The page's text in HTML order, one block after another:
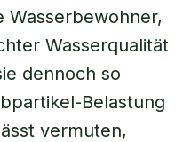
Wasserbewohner,
Wasserqualität
dennoch so
Belastung
vermuten,